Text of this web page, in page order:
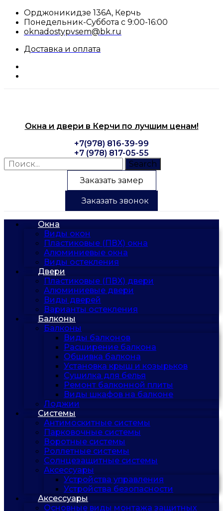
Перейти
содержимому
Орджоникидзе 136А, Керчь
Понедельник-Суббота с 9:00-16:00
oknadostypvsem@bk.ru
Доставка и оплата
Окна и двери в Керчи по лучшим ценам!
+7(978) 816-39-99
+7 (978) 817-05-55
Search
Заказать замер
Заказать звонок
Окна
Виды окон
Пластиковые (ПВХ) окна
Алюминиевые окна
Виды остекления
Двери
Пластиковые (ПВХ) двери
Алюминиевые двери
Виды дверей
Варианты остекления
Балконы
Балконы
Виды балконов
Расширение балкона
Обшивка балкона
Установка крыш и козырьков
Сушилка для белья
Ремонт балконной плиты
Виды шкафов на балконе
Лоджии
Системы
Антимоскитные системы
Парковочные системы
Воротные системы
Роллетные системы
Солнцезащитные системы
Аксессуары
Устройства управления
Устройства безопасности
Аксессуары
Основные виды монтажа защитных